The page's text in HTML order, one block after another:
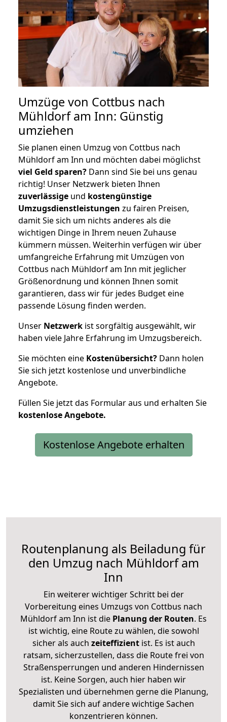
Umzüge von Cottbus nach
Mühldorf am Inn: Günstig
umziehen
Sie planen einen Umzug von Cottbus nach
Mühldorf am Inn und möchten dabei möglichst
viel Geld sparen? Dann sind Sie bei uns genau
richtig! Unser Netzwerk bieten Ihnen
zuverlässige und kostengünstige
Umzugsdienstleistungen zu fairen Preisen,
damit Sie sich um nichts anderes als die
wichtigen Dinge in Ihrem neuen Zuhause
kümmern müssen. Weiterhin verfügen wir über
umfangreiche Erfahrung mit Umzügen von
Cottbus nach Mühldorf am Inn mit jeglicher
Größenordnung und können Ihnen somit
garantieren, dass wir für jedes Budget eine
passende Lösung finden werden.
Unser Netzwerk ist sorgfältig ausgewählt, wir
haben viele Jahre Erfahrung im Umzugsbereich.
Sie möchten eine Kostenübersicht? Dann holen
Sie sich jetzt kostenlose und unverbindliche
Angebote.
Füllen Sie jetzt das Formular aus und erhalten Sie
kostenloseAngebote.
Kostenlose Angebote erhalten
Routenplanung als Beiladung für
den Umzug nach Mühldorf am
Inn
Ein weiterer wichtiger Schritt bei der
Vorbereitung eines Umzugs von Cottbus nach
Mühldorf am Inn ist die Planung der Routen. Es
ist wichtig, eine Route zu wählen, die sowohl
sicher als auch zeiteffizientist. Es ist auch
ratsam, sicherzustellen, dass die Route frei von
Straßensperrungen und anderen Hindernissen
ist. Keine Sorgen, auch hier haben wir
Spezialisten und übernehmen gerne die Planung,
damit Sie sich auf andere wichtige Sachen
konzentrieren können.